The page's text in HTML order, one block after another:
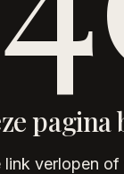
pagina
verlopen